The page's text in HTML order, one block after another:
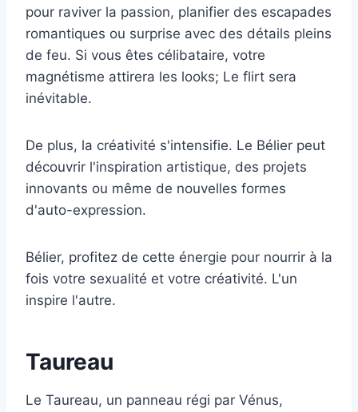
pour raviver la passion, planifier des escapades
romantiques ou surprise avec des détails pleins
de feu. Si vous êtes célibataire, votre
magnétisme attirera les looks; Le flirt sera
inévitable.
De plus, la créativité s'intensifie. Le Bélier peut
découvrir l'inspiration artistique, des projets
innovants ou même de nouvelles formes
d'auto-expression.
Bélier, profitez de cette énergie pour nourrir à la
fois votre sexualité et votre créativité. L'un
inspire l'autre.
Taureau
Le Taureau, un panneau régi par Vénus,